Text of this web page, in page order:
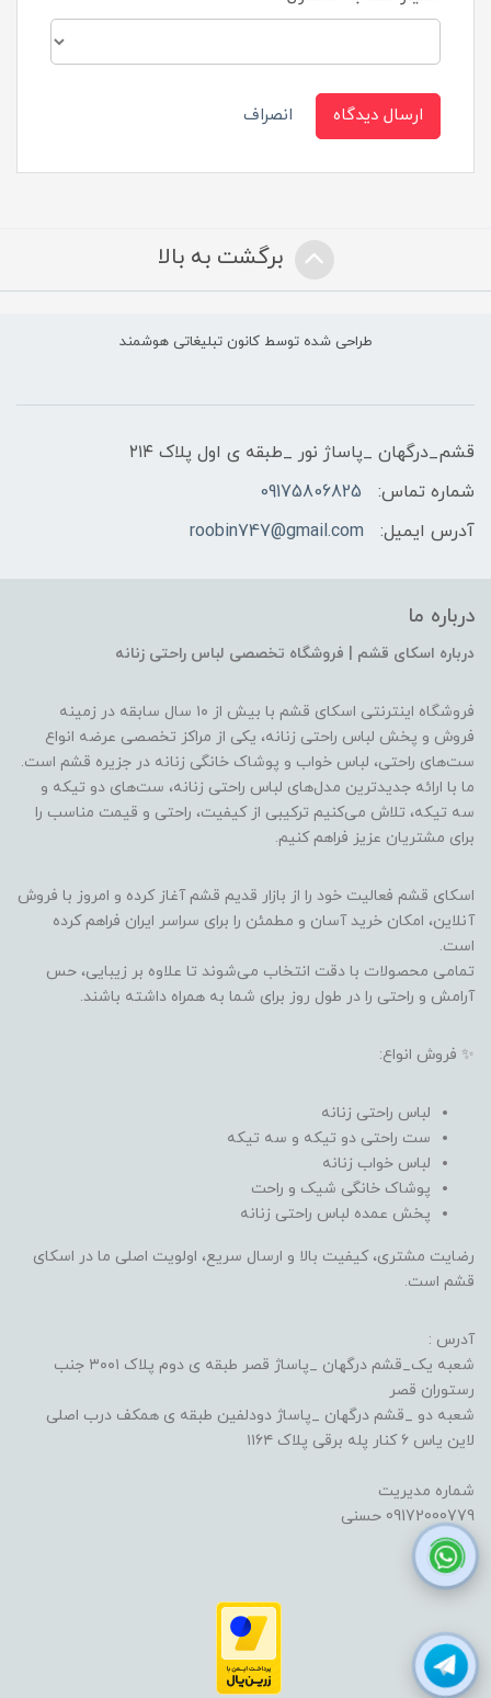
ارسال دیدگاه انصراف
برگشت به بالا
طراحی شده توسط کانون تبلیغاتی هوشمند
قشم_درگهان _پاساژ نور _طبقه ی اول پلاک ۲۱۴
شماره تماس:
09175806825
آدرس ایمیل:
roobin747@gmail.com
درباره ما
درباره اسکای قشم | فروشگاه تخصصی لباس راحتی زنانه
فروشگاه اینترنتی اسکای قشم با بیش از ۱۰ سال سابقه در زمینه
فروش و پخش لباس راحتی زنانه، یکی از مراکز تخصصی عرضه انواع
ست‌های راحتی، لباس خواب و پوشاک خانگی زنانه در جزیره قشم است.
ما با ارائه جدیدترین مدل‌های لباس راحتی زنانه، ست‌های دو تیکه و
سه تیکه، تلاش می‌کنیم ترکیبی از کیفیت، راحتی و قیمت مناسب را
برای مشتریان عزیز فراهم کنیم.
اسکای قشم فعالیت خود را از بازار قدیم قشم آغاز کرده و امروز با فروش
آنلاین، امکان خرید آسان و مطمئن را برای سراسر ایران فراهم کرده
است.
تمامی محصولات با دقت انتخاب می‌شوند تا علاوه بر زیبایی، حس
آرامش و راحتی را در طول روز برای شما به همراه داشته باشند.
✨ فروش انواع:
لباس راحتی زنانه
ست راحتی دو تیکه و سه تیکه
لباس خواب زنانه
پوشاک خانگی شیک و راحت
پخش عمده لباس راحتی زنانه
رضایت مشتری، کیفیت بالا و ارسال سریع، اولویت اصلی ما در اسکای
قشم است.
آدرس :
شعبه یک_قشم درگهان _پاساژ قصر طبقه ی دوم پلاک ۳۰۰۱ جنب
رستوران قصر
شعبه دو _قشم درگهان _پاساژ دودلفین طبقه ی همکف درب اصلی
لاین یاس ۶ کنار پله برقی پلاک ۱۱۶۴
شماره مدیریت
09172000779 حسنی